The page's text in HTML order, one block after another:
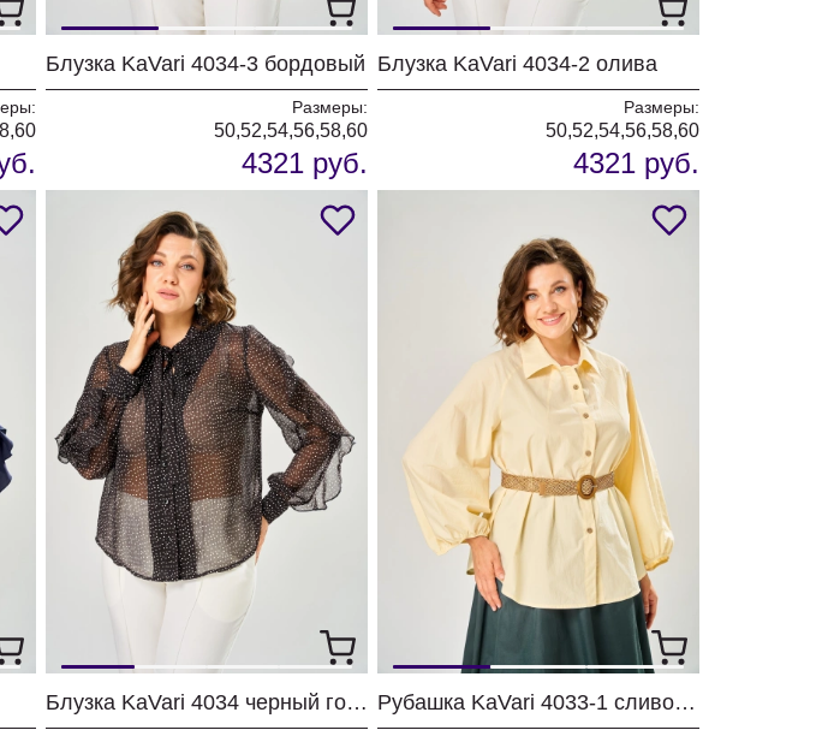
Блузка KaVari 4034-3 бордовый
Размеры:
50,52,54,56,58,60
4321 руб.
Блузка KaVari 4034-2 олива
Размеры:
50,52,54,56,58,60
4321 руб.
Блузка KaVari 4034 черный горох Рубашка KaVari 4033-1 сливочное масло